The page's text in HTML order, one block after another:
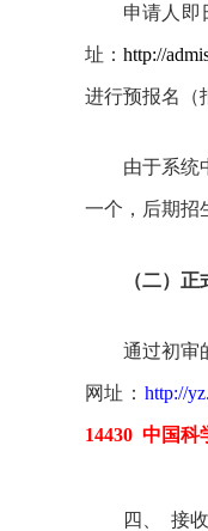
申请人
址：http://
进行预报名（
由于系统
一个，后期招
（二）正
通过初审
网址： http://
14430 中国科
四、 接